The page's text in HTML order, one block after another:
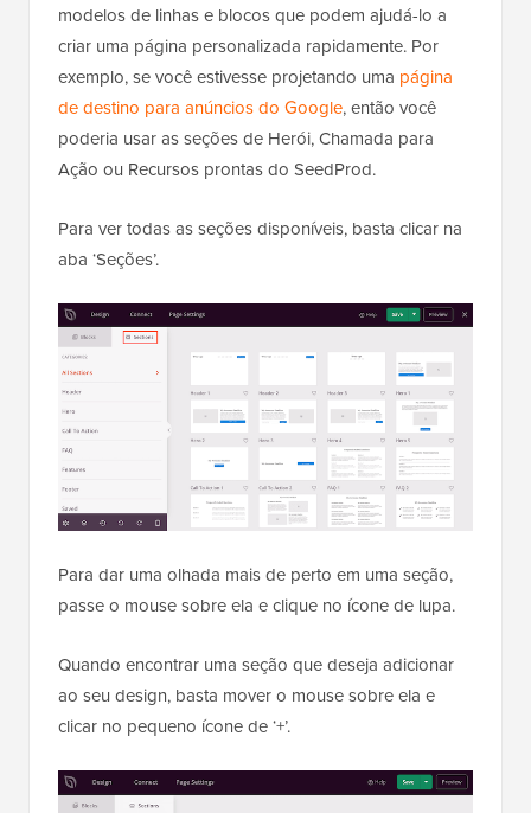
modelos de linhas e blocos que podem ajudá-lo a
criar uma página personalizada rapidamente. Por
exemplo, se você estivesse projetando uma página
de destino para anúncios do Google, então você
poderia usar as seções de Herói, Chamada para
Ação ou Recursos prontas do SeedProd.
Para ver todas as seções disponíveis, basta clicar na
aba ‘Seções’.
Para dar uma olhada mais de perto em uma seção,
passe o mouse sobre ela e clique no ícone de lupa.
Quando encontrar uma seção que deseja adicionar
ao seu design, basta mover o mouse sobre ela e
clicar no pequeno ícone de ‘+’.